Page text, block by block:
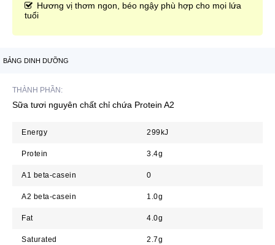
Hương vị thơm ngon, béo ngậy phù hợp cho mọi lứa
tuổi
BẢNG DINH DƯỠNG
THÀNH PHẦN:
Sữa tươi nguyên chất chỉ chứa Protein A2
Energy 299kJ
Protein 3.4g
A1 beta-casein 0
A2 beta-casein 1.0g
Fat 4.0g
Saturated 2.7g